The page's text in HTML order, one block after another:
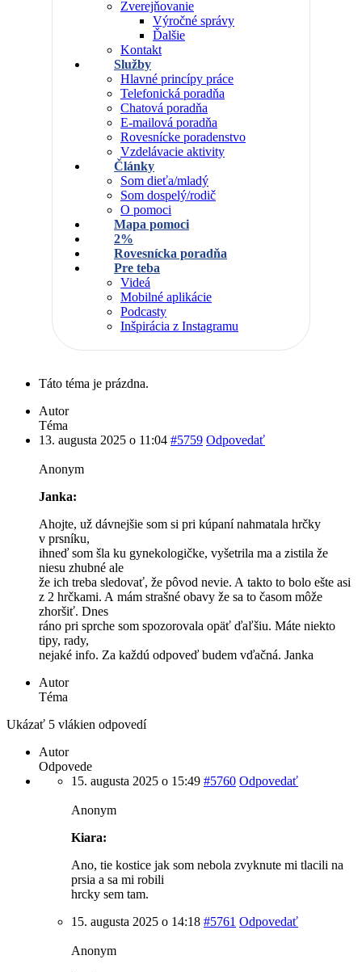
Zverejňovanie
Výročné správy
Ďalšie
Kontakt
Služby
Hlavné princípy práce
Telefonická poradňa
Chatová poradňa
E-mailová poradňa
Rovesnícke poradenstvo
Vzdelávacie aktivity
Články
Som dieťa/mladý
Som dospelý/rodič
O pomoci
Mapa pomoci
2%
Rovesnícka poradňa
Pre teba
Videá
Mobilné aplikácie
Podcasty
Inšpirácia z Instagramu
Táto téma je prázdna.
Autor
Téma
13. augusta 2025 o 11:04 #5759 Odpovedať
Anonym
Janka:
Ahojte, už dávnejšie som si pri kúpaní nahmatala hrčky
v prsníku,
ihneď som šla ku gynekologičke, vyšetrila ma a zistila že
niesu zhubné ale
že ich treba sledovať, že pôvod nevie. A takto to bolo ešte asi
z 2 hrčkami. A mám strašné obavy že sa to časom môže
zhoršiť. Dnes
ráno pri sprche som spozorovala opäť ďaľšiu. Máte niekto
tipy, rady,
nejaké info. Za každú odpoveď budem vďačná. Janka
Autor
Téma
Ukázať 5 vlákien odpovedí
Autor
Odpovede
15. augusta 2025 o 15:49 #5760 Odpovedať
Anonym
Kiara:
Ano, tie kostice jak som nebola zvyknute mi tlacili na
prsia a sa mi robili
hrcky sem tam.
15. augusta 2025 o 14:18 #5761 Odpovedať
Anonym